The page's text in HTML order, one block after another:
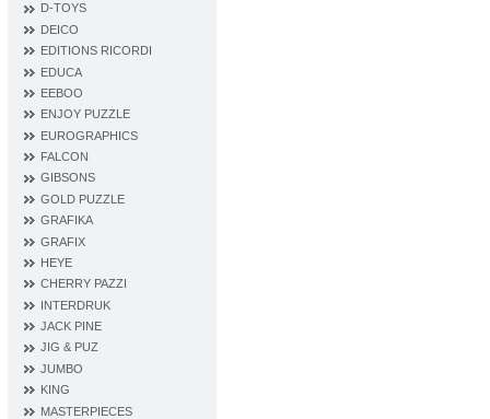
D‐TOYS
DEICO
EDITIONS RICORDI
EDUCA
EEBOO
ENJOY PUZZLE
EUROGRAPHICS
FALCON
GIBSONS
GOLD PUZZLE
GRAFIKA
GRAFIX
HEYE
CHERRY PAZZI
INTERDRUK
JACK PINE
JIG & PUZ
JUMBO
KING
MASTERPIECES